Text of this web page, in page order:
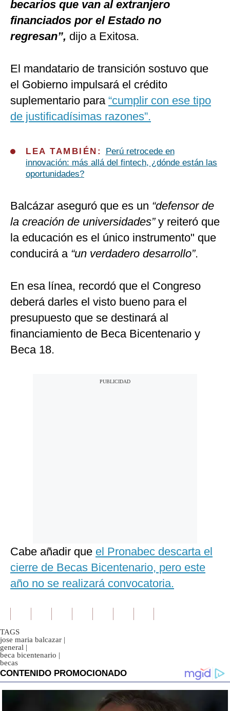
becarios que van al extranjero
financiados por el Estado no
regresan”, dijo a Exitosa.
El mandatario de transición sostuvo que
el Gobierno impulsará el crédito
suplementario para “cumplir con ese tipo
de justificadísimas razones”.
LEA TAMBIÉN:
Perú retrocede en
innovación: más allá del fintech, ¿dónde están las
oportunidades?
Balcázar aseguró que es un “defensor de
la creación de universidades”y reiteró que
la educación es el único instrumento" que
conducirá a “un verdadero desarrollo”.
En esa línea, recordó que el Congreso
deberá darles el visto bueno para el
presupuesto que se destinará al
financiamiento de Beca Bicentenario y
Beca 18.
Cabe añadir que el Pronabec descarta el
cierre de Becas Bicentenario, pero este
año no se realizará convocatoria.
TAGS
jose maria balcazar |
general |
beca bicentenario |
becas